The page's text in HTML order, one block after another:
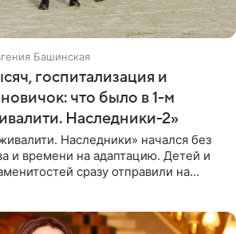
Башинская
госпитализация и
что было в 1-м
Наследники-2»
Наследники» начался без
и времени на адаптацию. Детей и
сразу отправили на